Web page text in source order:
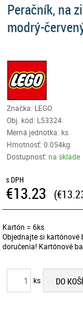
Peračník, na
modrý-
Značka: LEGO
Obj. kód: L53324
Merná jednotka: ks
Hmotnosť: 0.054kg
Dostupnosť:na sklade
s DPH
€13.23
Kartón = 6ks
Objednajte si kartónové
doručenia! Kartónové
ks DO